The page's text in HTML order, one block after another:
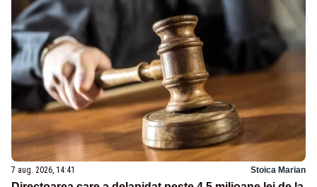
7 aug. 2026, 14:41 Stoica Marian